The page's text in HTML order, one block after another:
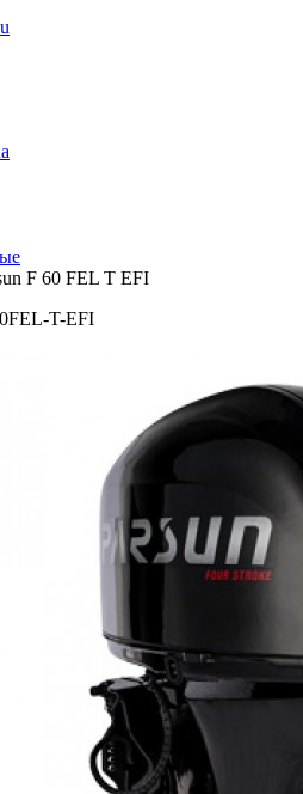
F 60 FEL T EFI
T-EFI